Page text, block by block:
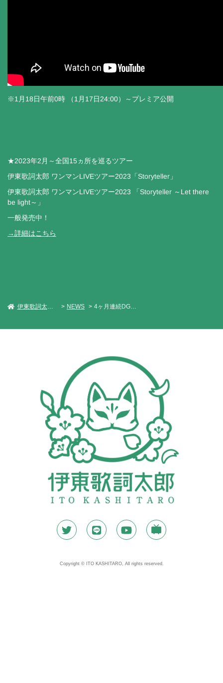
※1月18日午前0時 （1月17日24:00）～プレミア公開
★2023年2月～全国15ヵ所を巡るツアー
伊東歌詞太郎 ワンマンLIVEツアー2023「Storyteller」
伊東歌詞太郎 ワンマンLIVEツアー2023 「Storyteller ～Let there
be light～」
一般発売中！
→詳細はこちら
伊東歌詞太郎 Official Web Site NEWS 4ヶ月連続DGリリース、第3弾「Virtualistic Summer」配信決定！
Copyright © ITO KASHITARO, All rights reserved.